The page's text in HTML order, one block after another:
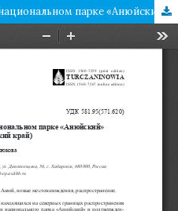
Флористические находки в национальном парке «Анюйский» (Хабаровский край)